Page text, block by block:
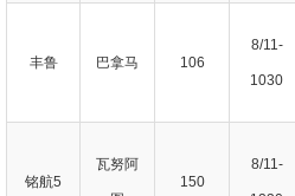
丰鲁 巴拿马 106
8/11-
1030
铭航5
瓦努阿
150
8/11-